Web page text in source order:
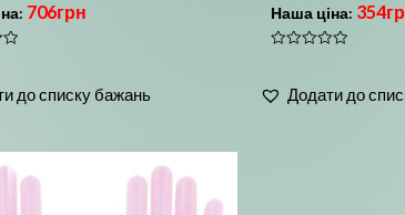
706грн
до списку бажань
Наша ціна: 354
з
Додати до